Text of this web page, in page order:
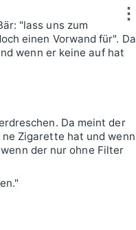
⋮
"lass uns zum
einen Vorwand für". Da
wenn er keine auf hat
Da meint der
ne Zigarette hat und wenn
der nur ohne Filter